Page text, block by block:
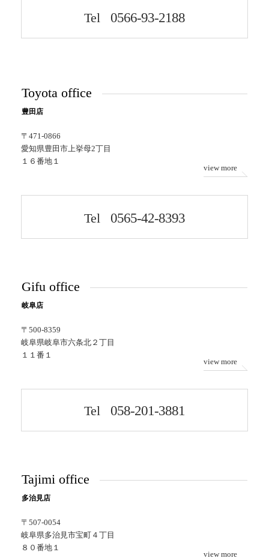
Tel 0566-93-2188
Toyota office
豊田店
〒471-0866
愛知県豊田市上挙母2丁目
１６番地１
view more
Tel 0565-42-8393
Gifu office
岐阜店
〒500-8359
岐阜県岐阜市六条北２丁目
１１番１
view more
Tel 058-201-3881
Tajimi office
多治見店
〒507-0054
岐阜県多治見市宝町４丁目
８０番地１
view more